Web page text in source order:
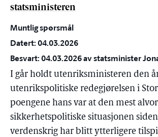
statsministeren
Muntlig spørsmål
Datert: 04.03.2026
Besvart: 04.03.2026 av statsminister
I går holdt utenriksministeren den
utenrikspolitiske redegjørelsen i
poengene hans var at den mest
sikkerhetspolitiske situasjonen
verdenskrig har blitt ytterligere